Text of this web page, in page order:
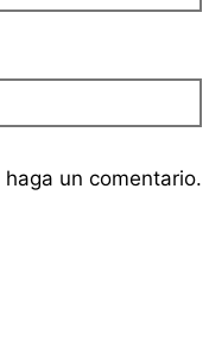
un comentario.